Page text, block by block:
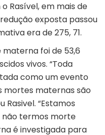
Rasível, em mais de
exposta passou
era de 275, 71.
foi de 53,6
vivos. “Toda
como um evento
mortes maternas são
Rasivel. “Estamos
não termos morte
é investigada para